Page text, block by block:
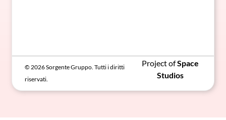
© 2026 Sorgente Gruppo. Tutti i diritti
riservati.
Project ofSpace
Studios